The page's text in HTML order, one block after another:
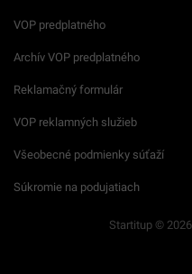
VOP predplatného
Archív VOP predplatného
Reklamačný formulár
VOP reklamných služieb
Všeobecné podmienky súťaží
Súkromie na podujatiach
Startitup ©